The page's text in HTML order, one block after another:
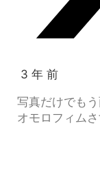
3 年 前
写真だけでも
オモロフィム